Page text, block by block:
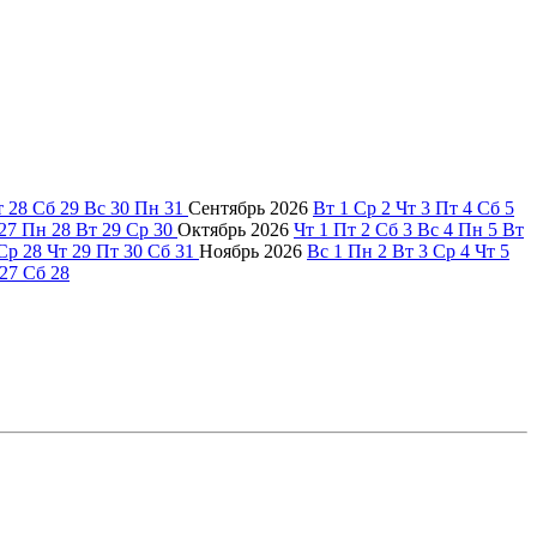
28 Сб 29 Вс 30 Пн 31 Сентябрь 2026 Вт 1 Ср 2 Чт 3 Пт 4 Сб 5
27 Пн 28 Вт 29 Ср 30 Октябрь 2026 Чт 1 Пт 2 Сб 3 Вс 4 Пн 5 Вт
28 Чт 29 Пт 30 Сб 31 Ноябрь 2026 Вс 1 Пн 2 Вт 3 Ср 4 Чт 5
27 Сб 28